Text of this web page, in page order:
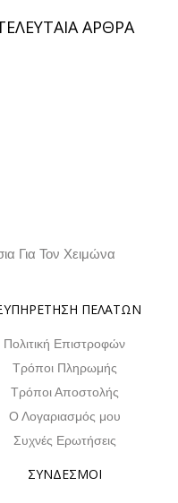
ΑΡΘΡΑ
Για Τον Χειμώνα
ΠΕΛΑΤΩΝ
Πολιτική Επιστροφών
Τρόποι Πληρωμής
Τρόποι Αποστολής
Ο Λογαριασμός μου
Συχνές Ερωτήσεις
ΣΥΝΔΕΣΜΟΙ